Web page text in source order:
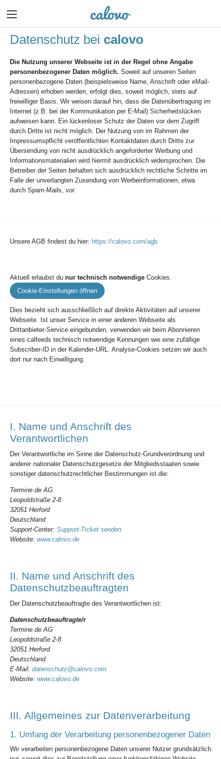
Datenschutz bei calovo
Die Nutzung unserer Webseite ist in der Regel ohne Angabe
personenbezogener Daten möglich. Soweit auf unseren Seiten
personenbezogene Daten (beispielsweise Name, Anschrift oder eMail-
Adressen) erhoben werden, erfolgt dies, soweit möglich, stets auf
freiwilliger Basis. Wir weisen darauf hin, dass die Datenübertragung im
Internet (z.B. bei der Kommunikation per E-Mail) Sicherheitslücken
aufweisen kann. Ein lückenloser Schutz der Daten vor dem Zugriff
durch Dritte ist nicht möglich. Der Nutzung von im Rahmen der
Impressumspflicht veröffentlichten Kontaktdaten durch Dritte zur
Übersendung von nicht ausdrücklich angeforderter Werbung und
Informationsmaterialien wird hiermit ausdrücklich widersprochen. Die
Betreiber der Seiten behalten sich ausdrücklich rechtliche Schritte im
Falle der unverlangten Zusendung von Werbeinformationen, etwa
durch Spam-Mails, vor.
Unsere AGB findest du hier: https://calovo.com/agb
Aktuell erlaubst du nur technisch notwendige Cookies.
Cookie-Einstellungen öffnen
Dies bezieht sich ausschließlich auf direkte Aktivitäten auf unserer
Webseite. Ist unser Service in einer anderen Webseite als
Drittanbieter-Service eingebunden, verwenden wir beim Abonnieren
eines calfeeds technisch notwendige Kennungen wie eine zufällige
Subscriber-ID in der Kalender-URL. Analyse-Cookies setzen wir auch
dort nur nach Einwilligung.
I. Name und Anschrift des
Verantwortlichen
Der Verantwortliche im Sinne der Datenschutz-Grundverordnung und
anderer nationaler Datenschutzgesetze der Mitgliedsstaaten sowie
sonstiger datenschutzrechtlicher Bestimmungen ist die:
Termine.de AG
Leopoldstraße 2-8
32051 Herford
Deutschland
Support-Center: Support-Ticket senden
Website: www.calovo.de
II. Name und Anschrift des
Datenschutzbeauftragten
Der Datenschutzbeauftragte des Verantwortlichen ist:
Datenschutzbeauftragte/r
Termine.de AG
Leopoldstraße 2-8
32051 Herford
Deutschland
E-Mail: datenschutz@calovo.com
Website: www.calovo.de
III. Allgemeines zur Datenverarbeitung
1. Umfang der Verarbeitung personenbezogener Daten
Wir verarbeiten personenbezogene Daten unserer Nutzer grundsätzlich